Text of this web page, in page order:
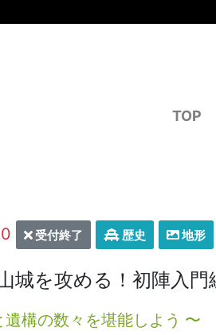
TOP
受付終了 歴史 地形
城を攻める！初陣入門
構の数々を堪能しよう 〜